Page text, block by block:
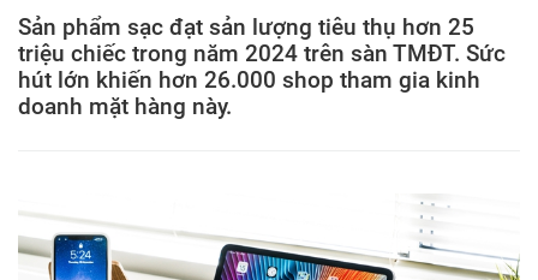
Sản phẩm sạc đạt sản lượng tiêu thụ hơn 25
triệu chiếc trong năm 2024 trên sàn TMĐT. Sức
hút lớn khiến hơn 26.000 shop tham gia kinh
doanh mặt hàng này.